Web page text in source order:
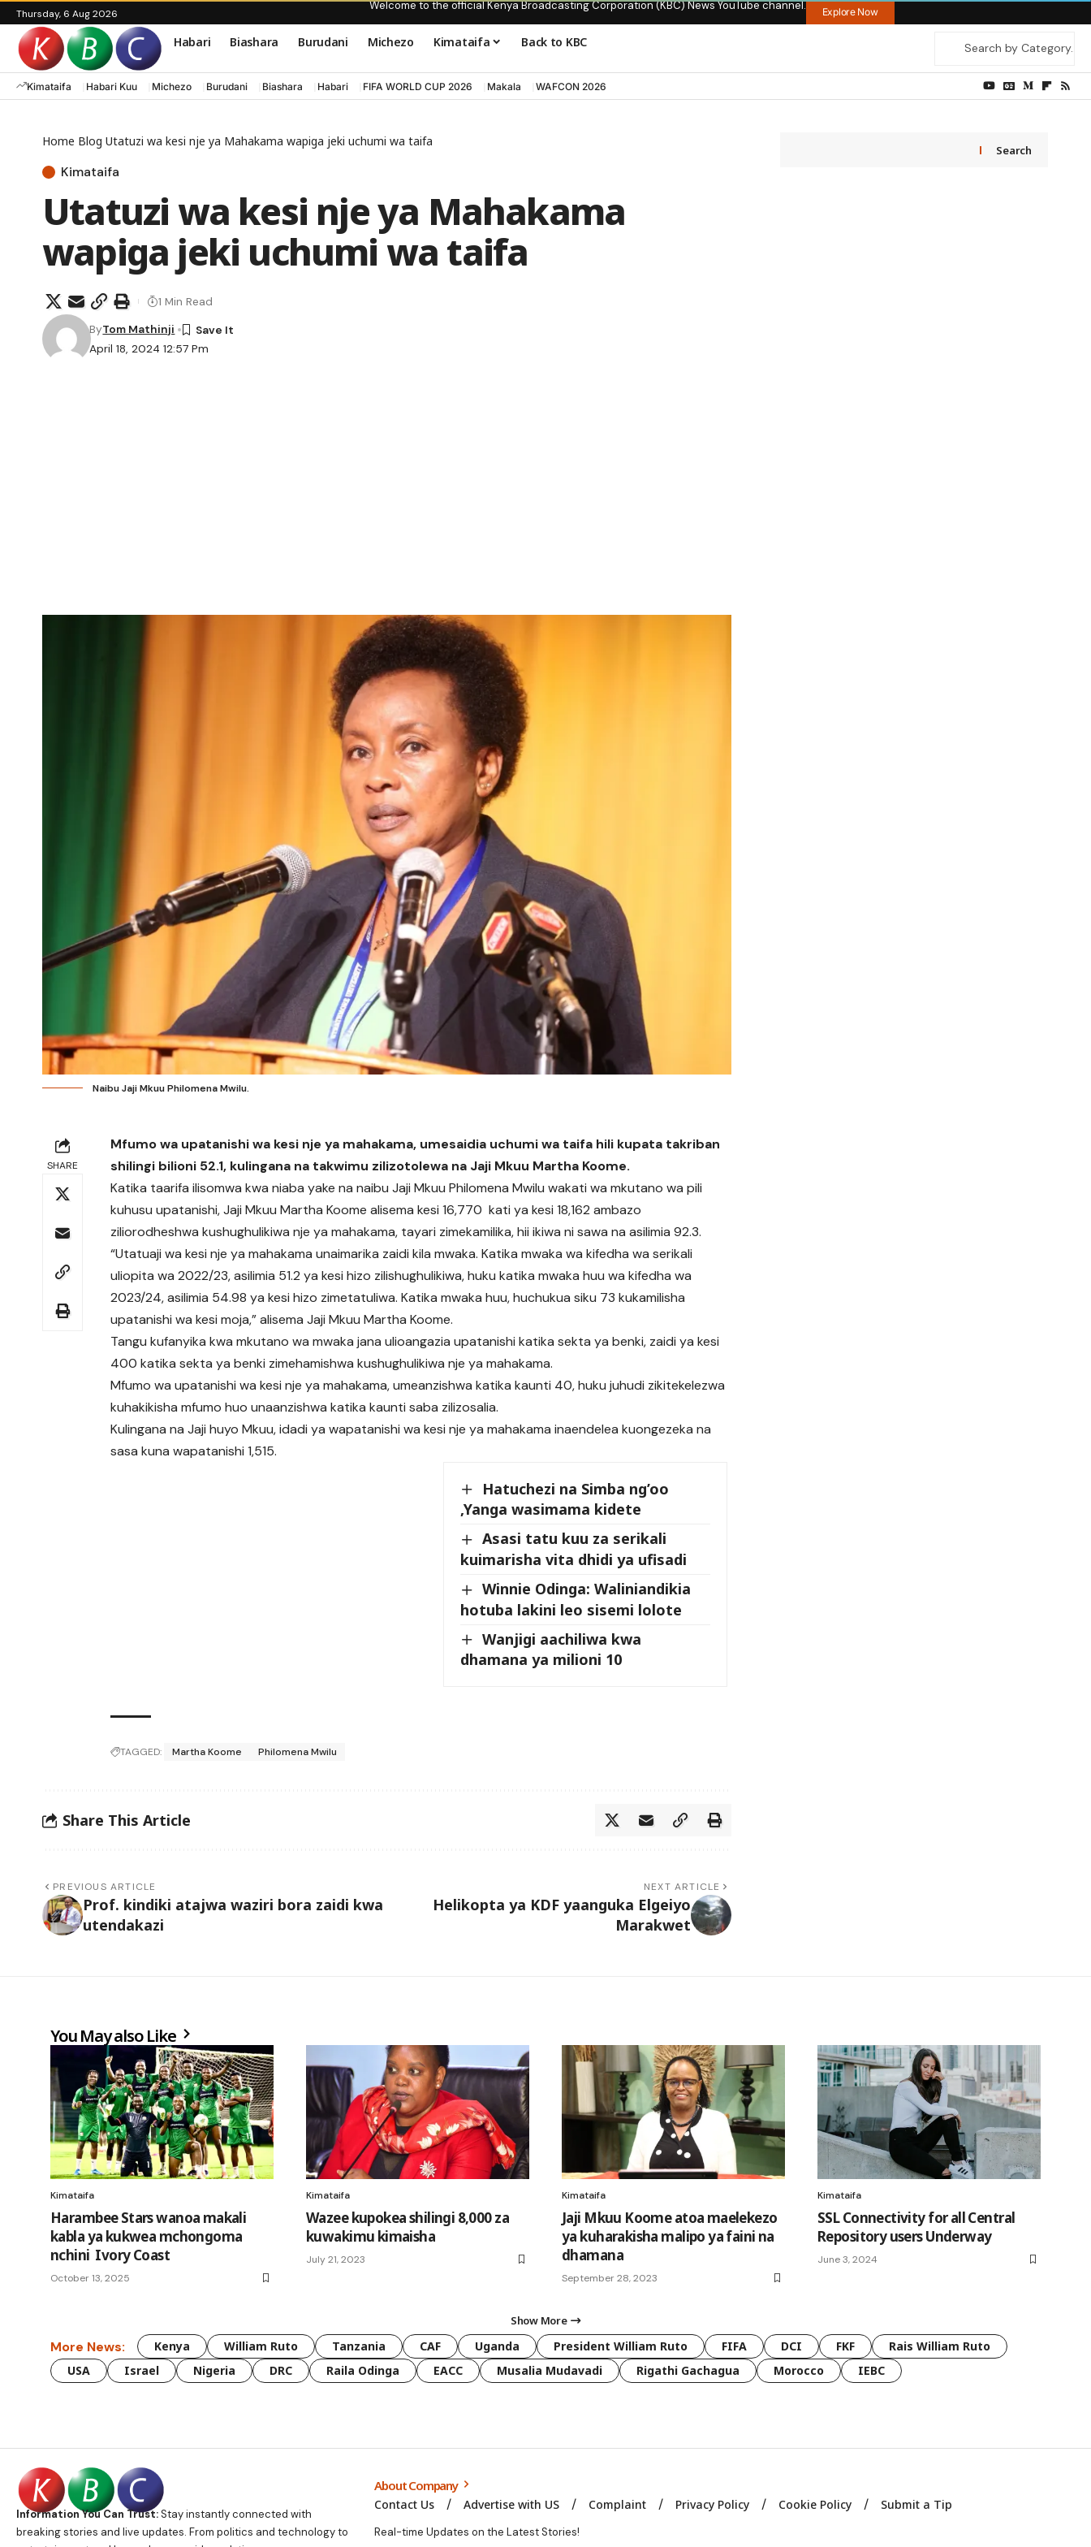
Thursday, 6 Aug 2026
Welcome to the official Kenya Broadcasting Corporation (KBC) News YouTube channel. Explore Now
Habari Biashara Burudani Michezo Kimataifa Back to KBC
Kimataifa Habari Kuu Michezo Burudani Biashara Habari FIFA WORLD CUP 2026 Makala WAFCON 2026
Home Blog Utatuzi wa kesi nje ya Mahakama wapiga jeki uchumi wa taifa
Kimataifa
Utatuzi wa kesi nje ya Mahakama
wapiga jeki uchumi wa taifa
April 18, 2024 12:57 Pm
ByTom Mathinji
1 Min Read
Naibu Jaji Mkuu Philomena Mwilu.
SHARE
Mfumo wa upatanishi wa kesi nje ya mahakama, umesaidia uchumi wa taifa hili kupata takriban
shilingi bilioni 52.1, kulingana na takwimu zilizotolewa na Jaji Mkuu Martha Koome.
Katika taarifa ilisomwa kwa niaba yake na naibu Jaji Mkuu Philomena Mwilu wakati wa mkutano wa pili
kuhusu upatanishi, Jaji Mkuu Martha Koome alisema kesi 16,770 kati ya kesi 18,162 ambazo
ziliorodheshwa kushughulikiwa nje ya mahakama, tayari zimekamilika, hii ikiwa ni sawa na asilimia 92.3.
“Utatuaji wa kesi nje ya mahakama unaimarika zaidi kila mwaka. Katika mwaka wa kifedha wa serikali
uliopita wa 2022/23, asilimia 51.2 ya kesi hizo zilishughulikiwa, huku katika mwaka huu wa kifedha wa
2023/24, asilimia 54.98 ya kesi hizo zimetatuliwa. Katika mwaka huu, huchukua siku 73 kukamilisha
upatanishi wa kesi moja,” alisema Jaji Mkuu Martha Koome.
Tangu kufanyika kwa mkutano wa mwaka jana ulioangazia upatanishi katika sekta ya benki, zaidi ya kesi
400 katika sekta ya benki zimehamishwa kushughulikiwa nje ya mahakama.
Mfumo wa upatanishi wa kesi nje ya mahakama, umeanzishwa katika kaunti 40, huku juhudi zikitekelezwa
kuhakikisha mfumo huo unaanzishwa katika kaunti saba zilizosalia.
Kulingana na Jaji huyo Mkuu, idadi ya wapatanishi wa kesi nje ya mahakama inaendelea kuongezeka na
sasa kuna wapatanishi 1,515.
Hatuchezi na Simba ng’oo
,Yanga wasimama kidete
Asasi tatu kuu za serikali
kuimarisha vita dhidi ya ufisadi
Winnie Odinga: Waliniandikia
hotuba lakini leo sisemi lolote
Wanjigi aachiliwa kwa
dhamana ya milioni 10
TAGGED: Martha Koome Philomena Mwilu
Share This Article
PREVIOUS ARTICLE
Prof. kindiki atajwa waziri bora zaidi kwa
utendakazi
NEXT ARTICLE
Helikopta ya KDF yaanguka Elgeiyo
Marakwet
Search
You May also Like
Kimataifa
Harambee Stars wanoa makali
kabla ya kukwea mchongoma
nchini Ivory Coast
October 13, 2025
Kimataifa
Wazee kupokea shilingi 8,000 za
kuwakimu kimaisha
July 21, 2023
Kimataifa
Jaji Mkuu Koome atoa maelekezo
ya kuharakisha malipo ya faini na
dhamana
September 28, 2023
Kimataifa
SSL Connectivity for all Central
Repository users Underway
June 3, 2024
Show More
More News: Kenya William Ruto Tanzania CAF Uganda President William Ruto FIFA DCI FKF
Rais William Ruto
USA
Israel Nigeria DRC Raila Odinga EACC Musalia Mudavadi Rigathi Gachagua Morocco IEBC
Information You Can Trust:Stay instantly connected with
breaking stories and live updates. From politics and technology to
About Company
Contact Us Advertise with US Complaint Privacy Policy Cookie Policy Submit a Tip
Real-time Updates on the Latest Stories!